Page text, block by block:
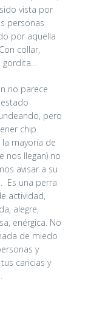
vista por
personas
por aquella
collar,
no parece
pero
chip
mayoría de
nos llegan) no
avisar a su
Es una perra
actividad,
alegre,
enérgica. No
de miedo
y
caricias y